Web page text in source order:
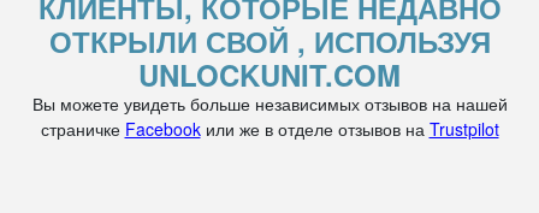
ОТКРЫЛИ СВОЙ , ИСПОЛЬЗУЯ
UNLOCKUNIT.COM
Вы можете увидеть больше независимых отзывов на нашей
страничке Facebookили же в отделе отзывов на Trustpilot